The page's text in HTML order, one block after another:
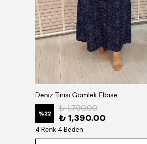
Deniz Tınısı Gömlek Elbise
%22
₺ 1,790.00
₺ 1,390.00
4 Renk 4 Beden